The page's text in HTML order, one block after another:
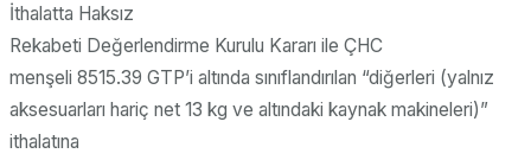
İthalatta Haksız
Rekabeti Değerlendirme Kurulu Kararı ile ÇHC
menşeli 8515.39 GTP’i altında sınıflandırılan “diğerleri (yalnız
aksesuarları hariç net 13 kg ve altındaki kaynak makineleri)”
ithalatına